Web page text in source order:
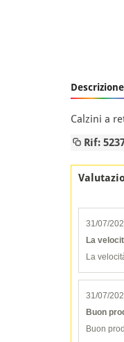
Descrizione
Calzini a
Rif:
31/07/
La
La
31/07/
Buon
Buon